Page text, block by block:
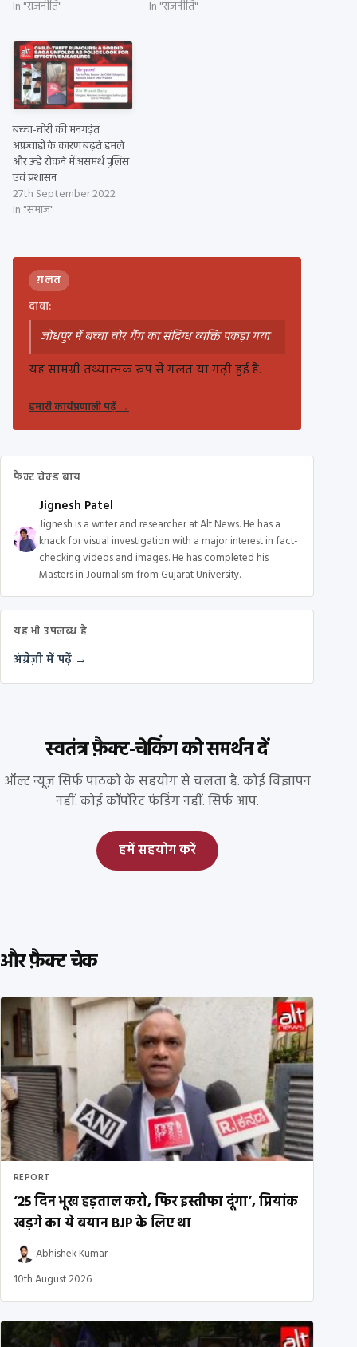
In "राजनीति" In "राजनीति"
बच्चा-चोरी की मनगढ़ंत
अफ़वाहों के कारण बढ़ते हमले
और उन्हें रोकने में असमर्थ पुलिस
एवं प्रशासन
27th September 2022
In "समाज"
ग़लत
दावा:
जोधपुर में बच्चा चोर गैंंग का संदिग्ध व्यक्ति पकड़ा गया
यह सामग्री तथ्यात्मक रूप से गलत या गढ़ी हुई है.
हमारी कार्यप्रणाली पढ़ें→
फैक्ट चेक्ड बाय
Jignesh Patel
Jignesh is a writer and researcher at Alt News. He has a
knack for visual investigation with a major interest in fact-
checking videos and images. He has completed his
Masters in Journalism from Gujarat University.
यह भी उपलब्ध है
अंग्रेज़ी में पढ़ें →
स्वतंत्र फ़ैक्ट-चेकिंग को समर्थन दें
ऑल्ट न्यूज़ सिर्फ पाठकों के सहयोग से चलता है. कोई विज्ञापन
नहीं. कोई कॉर्पोरेट फंडिंग नहीं. सिर्फ आप.
हमें सहयोग करें
और फ़ैक्ट चेक
REPORT
’25 दिन भूख हड़ताल करो, फिर इस्तीफा दूंगा’, प्रियांक
खड़गे का ये बयान BJP के लिए था
Abhishek Kumar
10th August 2026